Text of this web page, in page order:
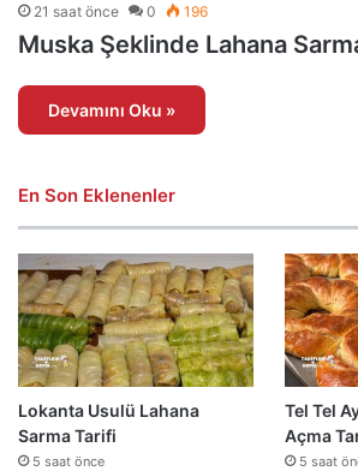
21 saat önce 0 196
Muska Şeklinde Lahana
Devamını Oku »
En Son Eklenenler
Lokanta Usulü Lahana
Sarma Tarifi
5 saat önce
Tel Tel
Açma
5 saat